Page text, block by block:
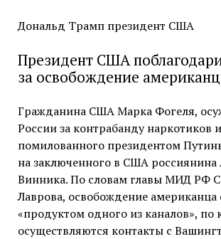
Дональд Трамп президент США
Президент США
за освобождение
Гражданина США Марка Фогеля,
России за контрабанду наркотиков и
помилованного президентом
на заключенного в США россиянина
Винника. По словам главы МИД РФ
Лаврова, освобождение американца
«продуктом одного из каналов», по
осуществляются контакты с